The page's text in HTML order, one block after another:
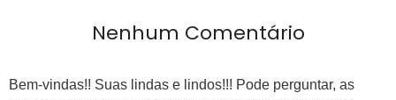
Nenhum Comentário
Bem-vindas!! Suas lindas e lindos!!! Pode perguntar, as